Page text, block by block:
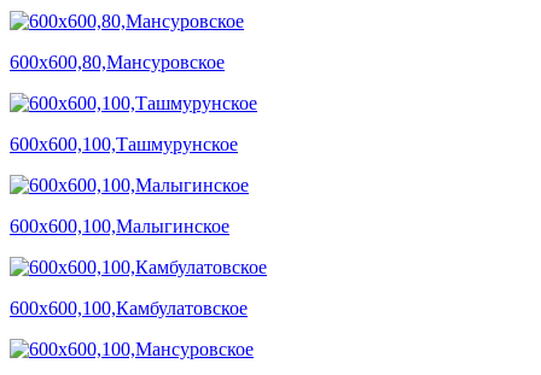
600х600,80,Мансуровское
600х600,100,Ташмурунское
600х600,100,Малыгинское
600х600,100,Камбулатовское